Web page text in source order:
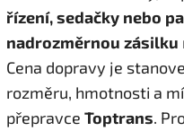
řízení, sedačky nebo
nadrozměrnou zásilku
Cena dopravy je
rozměru, hmotnosti a
přepravce Toptrans.